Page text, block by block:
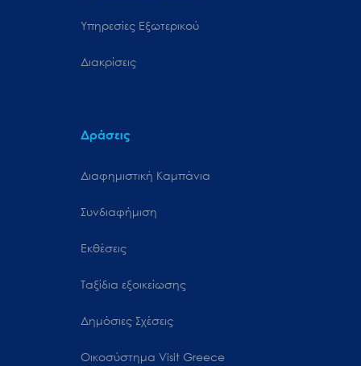
Υπηρεσίες Εξωτερικού
Διακρίσεις
Δράσεις
Διαφημιστική Καμπάνια
Συνδιαφήμιση
Εκθέσεις
Ταξίδια εξοικείωσης
Δημόσιες Σχέσεις
Oικοσύστημα Visit Greece